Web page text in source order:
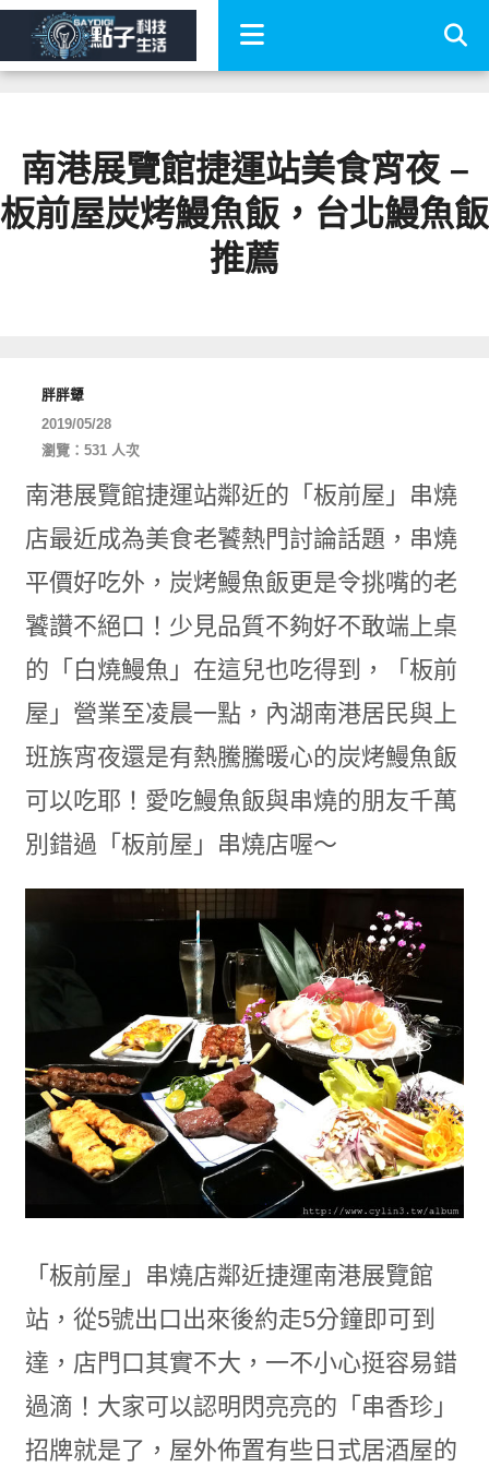
南港展覽館捷運站美食宵夜 –
板前屋炭烤鰻魚飯，台北鰻魚飯
推薦
胖胖顰
2019/05/28
瀏覽：531 人次
南港展覽館捷運站鄰近的「板前屋」串燒
店最近成為美食老饕熱門討論話題，串燒
平價好吃外，炭烤鰻魚飯更是令挑嘴的老
饕讚不絕口！少見品質不夠好不敢端上桌
的「白燒鰻魚」在這兒也吃得到，「板前
屋」營業至凌晨一點，內湖南港居民與上
班族宵夜還是有熱騰騰暖心的炭烤鰻魚飯
可以吃耶！愛吃鰻魚飯與串燒的朋友千萬
別錯過「板前屋」串燒店喔～
「板前屋」串燒店鄰近捷運南港展覽館
站，從5號出口出來後約走5分鐘即可到
達，店門口其實不大，一不小心挺容易錯
過滴！大家可以認明閃亮亮的「串香珍」
招牌就是了，屋外佈置有些日式居酒屋的